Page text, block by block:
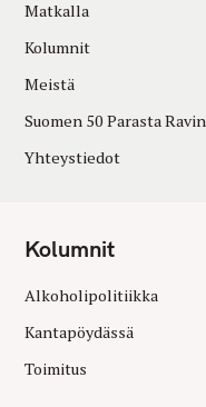
Matkalla
Kolumnit
Meistä
Suomen 50 Parasta
Yhteystiedot
Kolumnit
Alkoholipolitiikka
Kantapöydässä
Toimitus